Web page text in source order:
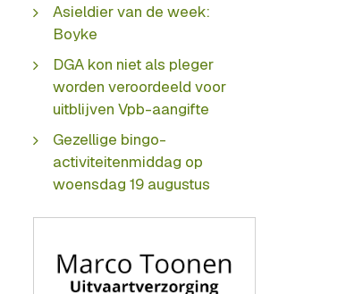
Asieldier van de week:
Boyke
DGA kon niet als pleger
worden veroordeeld voor
uitblijven Vpb-aangifte
Gezellige bingo-
activiteitenmiddag op
woensdag 19 augustus